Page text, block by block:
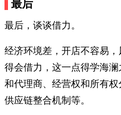
最后
最后，谈谈借力。
经济环境差，开店不容易，
得会借力，这一点得学海
和代理商、经营权和所有
供应链整合机制等。